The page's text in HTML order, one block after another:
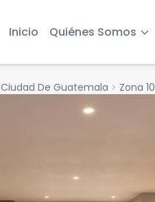
Inicio Quiénes Somos
Ciudad De Guatemala chevron_right Zona 10